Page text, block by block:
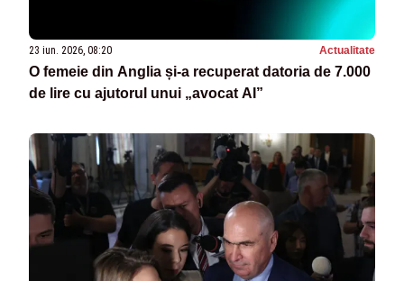
23 iun. 2026, 08:20 Actualitate
O femeie din Anglia și-a recuperat datoria de 7.000
de lire cu ajutorul unui „avocat AI”